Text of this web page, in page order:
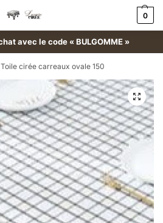
0
avec le code « BULGOMME »
Toile cirée carreaux ovale 150